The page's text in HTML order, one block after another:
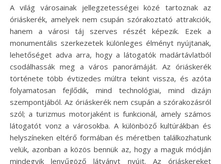
A világ városainak jellegzetességei közé tartoznak az
óriáskerék, amelyek nem csupán szórakoztató attrakciók,
hanem a városi táj szerves részét képezik. Ezek a
monumentális szerkezetek különleges élményt nyújtanak,
lehetőséget adva arra, hogy a látogatók madártávlatból
csodálhassák meg a város panorámáját. Az óriáskerék
története több évtizedes múltra tekint vissza, és azóta
folyamatosan fejlődik, mind technológiai, mind dizájn
szempontjából. Az óriáskerék nem csupán a szórakozásról
szól; a turizmus motorjaként is funkcionál, amely számos
látogatót vonz a városokba. A különböző kultúrákban és
helyszíneken eltérő formában és méretben találkozhatunk
velük, azonban a közös bennük az, hogy a maguk módján
mindegyik lenyűgöző látványt nyújt. Az óriáskereket